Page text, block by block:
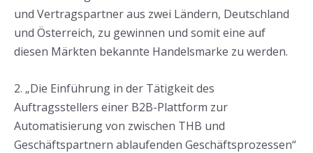
und Vertragspartner aus zwei Ländern, Deutschland
und Österreich, zu gewinnen und somit eine auf
diesen Märkten bekannte Handelsmarke zu werden.
2. „Die Einführung in der Tätigkeit des
Auftragsstellers einer B2B-Plattform zur
Automatisierung von zwischen THB und
Geschäftspartnern ablaufenden Geschäftsprozessen“